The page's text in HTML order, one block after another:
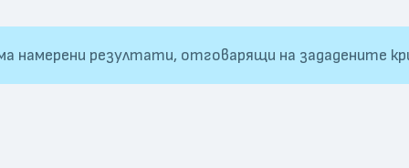
намерени резултати, отговарящи на зададените